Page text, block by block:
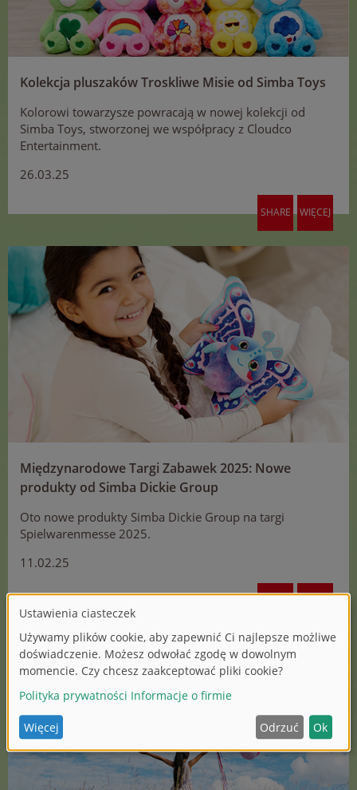
Kolekcja pluszaków Troskliwe Misie od Simba Toys
Kolorowi towarzysze powracają w nowej kolekcji od
Simba Toys, stworzonej we współpracy z Cloudco
Entertainment.
26.03.25
SHARE WIĘCEJ
Międzynarodowe Targi Zabawek 2025: Nowe
produkty od Simba Dickie Group
Oto nowe produkty Simba Dickie Group na targi
Spielwarenmesse 2025.
11.02.25
SHARE WIĘCEJ